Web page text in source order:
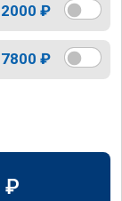
2000 ₽
7800 ₽
₽